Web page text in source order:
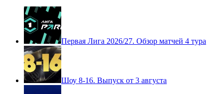
Первая Лига 2026/27. Обзор матчей 4 тура
Шоу 8-16. Выпуск от 3 августа